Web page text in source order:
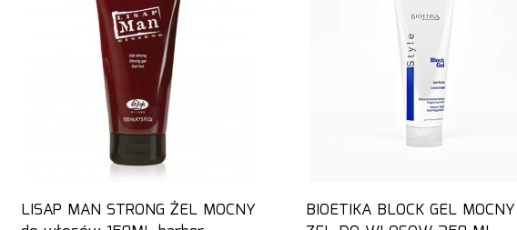
LISAP MAN STRONG ŻEL MOCNY
BIOETIKA BLOCK GEL MOCNY